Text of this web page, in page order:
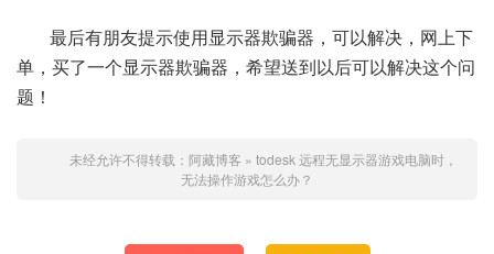
最后有朋友提示使用显示器欺骗器，可以解决，网上下
单，买了一个显示器欺骗器，希望送到以后可以解决这个问
题！
未经允许不得转载： 阿藏博客 » todesk 远程无显示器游戏电脑时，
无法操作游戏怎么办？